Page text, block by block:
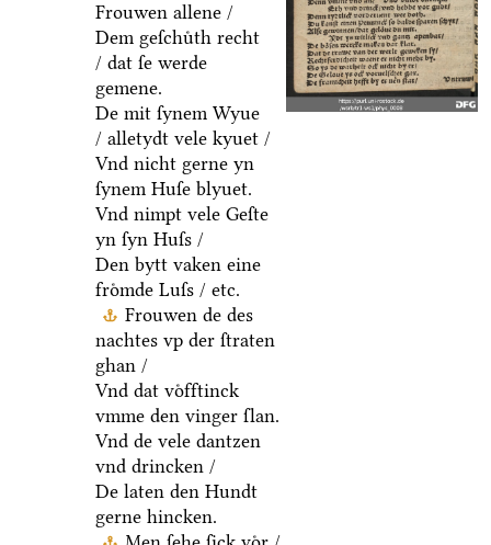
Frouwen allene /
Dem geſchuͤth recht
/ dat ſe werde
gemene.
De mit ſynem Wyue
/ alletydt vele kyuet /
Vnd nicht gerne yn
ſynem Huſe blyuet.
Vnd nimpt vele Geſte
yn ſyn Huſs /
Den bytt vaken eine
froͤmde Luſs / etc.
Frouwen de des
nachtes vp der ſtraten
ghan /
Vnd dat voͤfftinck
vmme den vinger ſlan.
Vnd de vele dantzen
vnd drincken /
De laten den Hundt
gerne hincken.